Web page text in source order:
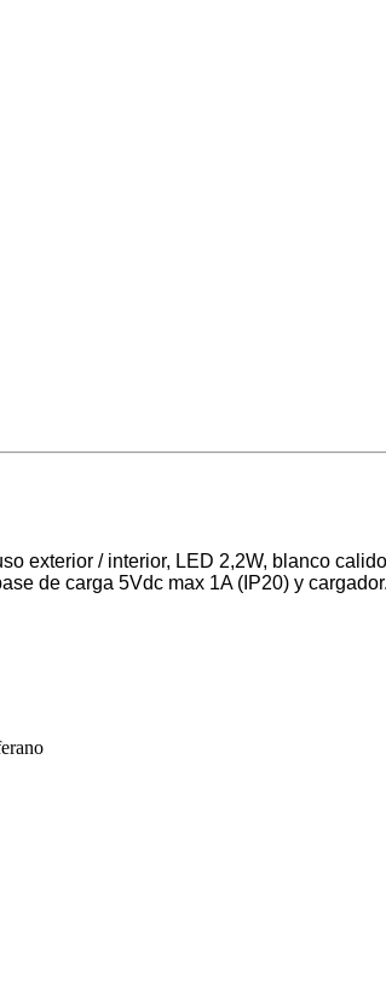
exterior / interior, LED 2,2W, blanco
de carga 5Vdc max 1A (IP20) y cargador.